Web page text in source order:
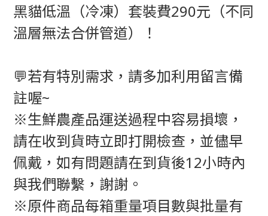
黑貓低溫（冷凍）套裝費290元（不同
溫層無法合併管道）！
💬若有特別需求，請多加利用留言備
註喔~
※生鮮農產品運送過程中容易損壞，
請在收到貨時立即打開檢查，並儘早
佩戴，如有問題請在到貨後12小時內
與我們聯繫，謝謝。
※原件商品每箱重量項目數與批量有